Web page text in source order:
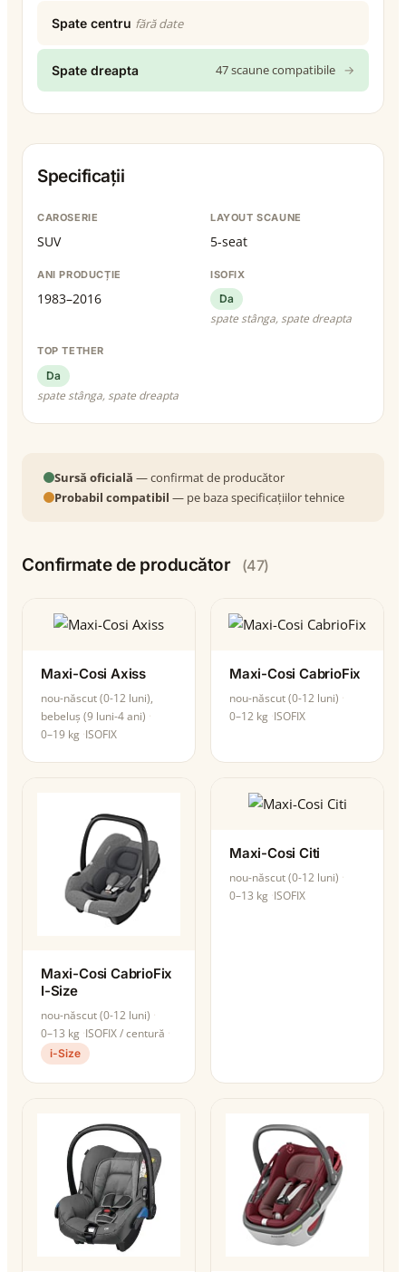
Spate centru fără date
Spate dreapta 47 scaune compatibile →
Specificații
CAROSERIE
SUV
LAYOUT SCAUNE
5-seat
ANI PRODUCȚIE
1983–2016
ISOFIX
Da
spate stânga, spate dreapta
TOP TETHER
Da
spate stânga, spate dreapta
Sursă oficială — confirmat de producător
Probabil compatibil — pe baza specificațiilor tehnice
Confirmate de producător (47)
Maxi-Cosi Axiss
nou-născut (0-12 luni),
bebeluș (9 luni-4 ani)
0–19 kg ISOFIX
Maxi-Cosi CabrioFix
nou-născut (0-12 luni)
0–12 kg ISOFIX
Maxi-Cosi CabrioFix
I-Size
nou-născut (0-12 luni)
0–13 kg ISOFIX / centură
i-Size
Maxi-Cosi Citi
nou-născut (0-12 luni)
0–13 kg ISOFIX